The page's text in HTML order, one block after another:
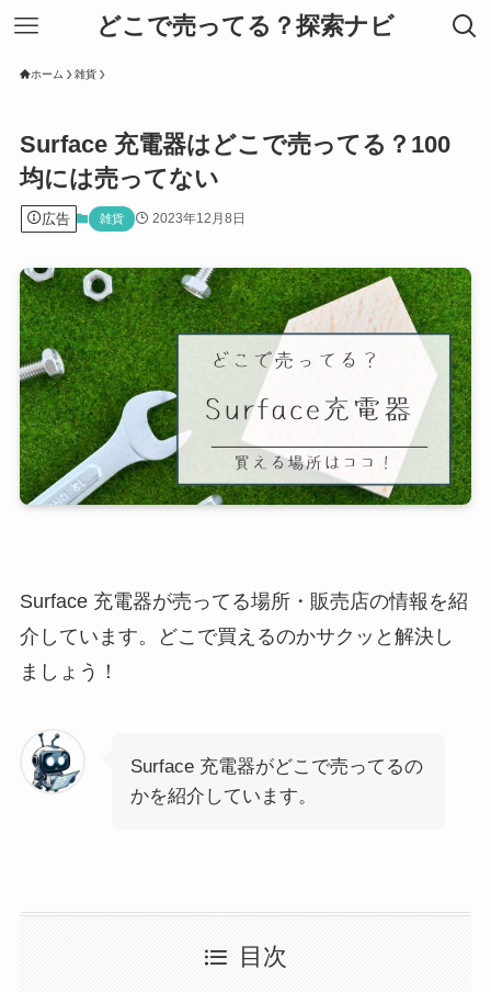
どこで売ってる？探索ナビ
ホーム 雑貨
Surface 充電器はどこで売ってる？100
均には売ってない
広告 雑貨 2023年12月8日
Surface 充電器が売ってる場所・販売店の情報を紹
介しています。どこで買えるのかサクッと解決し
ましょう！
Surface 充電器がどこで売ってるの
かを紹介しています。
目次